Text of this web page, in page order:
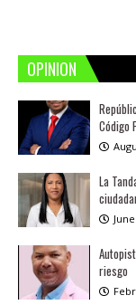
OPINION
Código
La
riesgo